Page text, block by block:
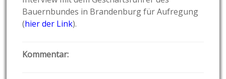
Bauernbundes in Brandenburg für Aufregung
(hier der Link).
Kommentar: